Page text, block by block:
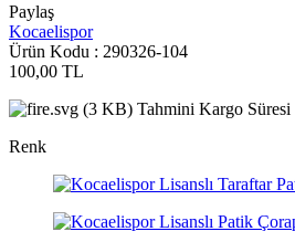
Paylaş
Kocaelispor
Ürün Kodu : 290326-104
100,00 TL
Tahmini Kargo Süresi
Renk